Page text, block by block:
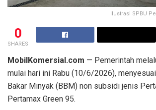
Ilustrasi SPBU
0
SHARES
MobilKomersial.com — Pemerintah
mulai hari ini Rabu (10/6/2026),
Bakar Minyak (BBM) non subsidi jenis
Pertamax Green 95.